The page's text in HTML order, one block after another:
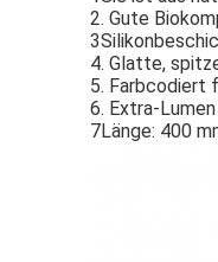
2. Gute
4. Glatte,
5. Farbcodiert
6. Extra-
7Länge: 400